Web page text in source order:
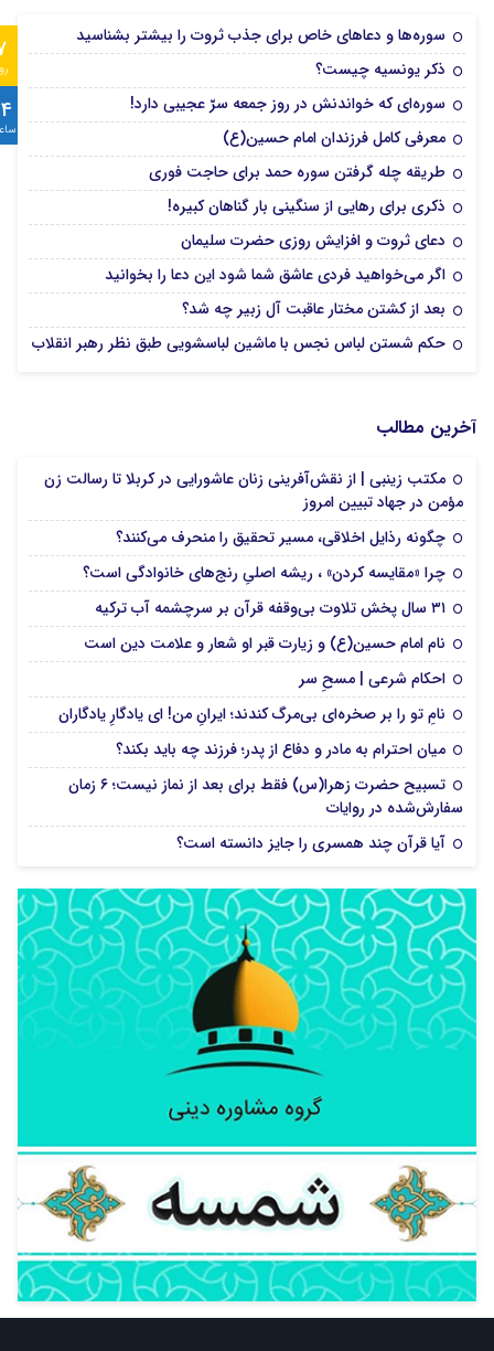
سوره‌ها و دعاهای خاص برای جذب ثروت را بیشتر بشناسید
ذکر یونسیه چیست؟
سوره‌ای که خواندنش در روز جمعه سرّ عجیبی دارد!
معرفی کامل فرزندان امام حسین(ع)
طریقه چله گرفتن سوره حمد برای حاجت فوری
ذکری برای رهایی از سنگینی بار گناهان کبیره!
دعای ثروت و افزایش روزی حضرت سلیمان
اگر می‌خواهید فردی عاشق شما شود این دعا را بخوانید
بعد از کشتن مختار عاقبت آل زبیر چه شد؟
حکم شستن لباس نجس با ماشین لباسشویی طبق نظر رهبر انقلاب
آخرین مطالب
مکتب زینبی | از نقش‌آفرینی زنان عاشورایی در کربلا تا رسالت زن
مؤمن در جهاد تبیین امروز
چگونه رذایل اخلاقی، مسیر تحقیق را منحرف می‌کنند؟
چرا «مقایسه کردن» ، ریشه اصلیِ رنج‌های خانوادگی است؟
۳۱ سال پخش تلاوت بی‌وقفه قرآن بر سرچشمه آب ترکیه
نام امام حسین(ع) و زیارت قبر او شعار و علامت دین است
احکام شرعی | مسحِ سر
نامِ تو را بر صخره‌ای بی‌مرگ کندند؛ ایرانِ من! ای یادگارِ یادگاران
میان احترام به مادر و دفاع از پدر؛ فرزند چه باید بکند؟
تسبیح حضرت زهرا(س) فقط برای بعد از نماز نیست؛ ۶ زمان
سفارش‌شده در روایات
آیا قرآن چند همسری را جایز دانسته است؟